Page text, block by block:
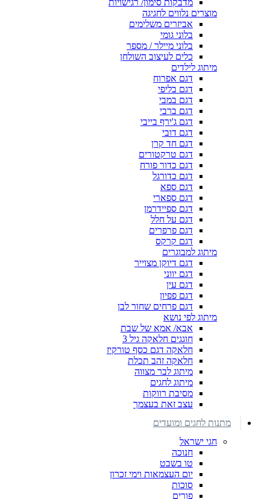
מדבקות סימון/ רגישויות
מוצרים נלווים לחגיגה
אביזרים משלימים
בלוני גומי
בלוני מיילר / מספר
כלים לעיצוב השולחן
מיתוג לילדים
דגם אפרוח
דגם בליפי
דגם במבי
דגם ברבי
דגם ג'ירף בייבי
דגם דובי
דגם חד קרן
דגם טרקטורים
דגם כדור פורח
דגם כדורגל
דגם ספא
דגם ספארי
דגם ספיידרמן
דגם על חלל
דגם פרפרים
דגם קרקס
מיתוג למבוגרים
דגם דיוקן מצוייר
דגם יווני
דגם עין
דגם פפיון
דגם פרחים שחור לבן
מיתוג לפי נושא
אבא/ אמא של שבת
חוגגים חלאקה גיל 3
חלאקה דגם כסף טורקיז
חלאקה זהב תכלת
מיתוג לבר מצווה
מיתוג לחגים
מסיבת רווקות
עצב זאת בעצמך
מתנות לחגים ומועדים
חגי ישראל
חנוכה
טו בשבט
יום העצמאות וימי זכרון
סוכות
פורים